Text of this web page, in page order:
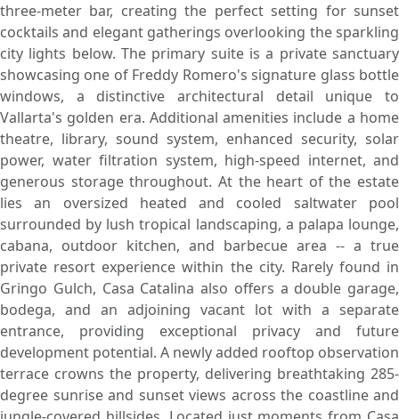
three-meter bar, creating the perfect setting for sunset
cocktails and elegant gatherings overlooking the sparkling
city lights below. The primary suite is a private sanctuary
showcasing one of Freddy Romero's signature glass bottle
windows, a distinctive architectural detail unique to
Vallarta's golden era. Additional amenities include a home
theatre, library, sound system, enhanced security, solar
power, water filtration system, high-speed internet, and
generous storage throughout. At the heart of the estate
lies an oversized heated and cooled saltwater pool
surrounded by lush tropical landscaping, a palapa lounge,
cabana, outdoor kitchen, and barbecue area -- a true
private resort experience within the city. Rarely found in
Gringo Gulch, Casa Catalina also offers a double garage,
bodega, and an adjoining vacant lot with a separate
entrance, providing exceptional privacy and future
development potential. A newly added rooftop observation
terrace crowns the property, delivering breathtaking 285-
degree sunrise and sunset views across the coastline and